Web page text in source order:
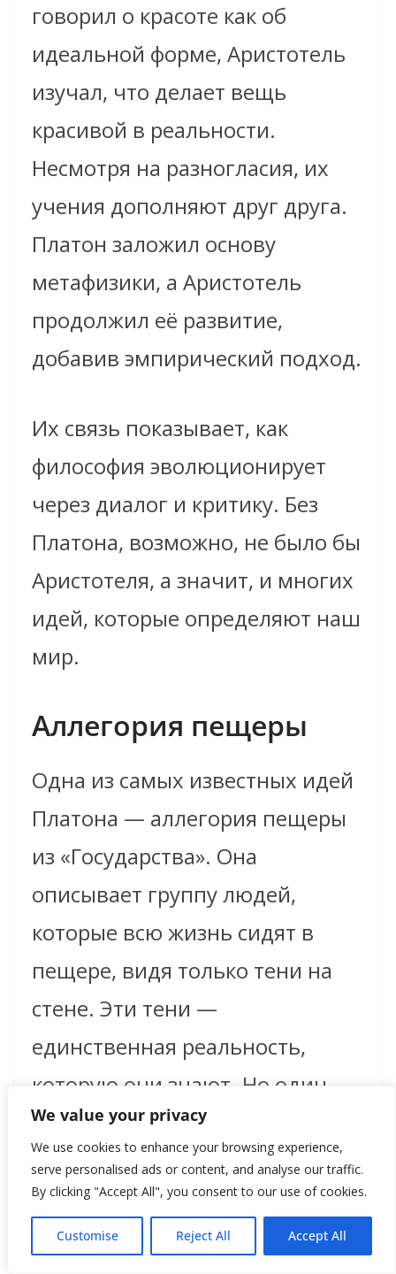
We value your privacy
We use cookies to enhance your browsing experience,
serve personalised ads or content, and analyse our traffic.
By clicking "Accept All", you consent to our use of cookies.
Customise Reject All Accept All
говорил о красоте как об
идеальной форме, Аристотель
изучал, что делает вещь
красивой в реальности.
Несмотря на разногласия, их
учения дополняют друг друга.
Платон заложил основу
метафизики, а Аристотель
продолжил её развитие,
добавив эмпирический подход.
Их связь показывает, как
философия эволюционирует
через диалог и критику. Без
Платона, возможно, не было бы
Аристотеля, а значит, и многих
идей, которые определяют наш
мир.
Аллегория пещеры
Одна из самых известных идей
Платона — аллегория пещеры
из «Государства». Она
описывает группу людей,
которые всю жизнь сидят в
пещере, видя только тени на
стене. Эти тени —
единственная реальность,
которую они знают. Но один
человек освобождается и
выходит на свет, где видит
истинный мир.